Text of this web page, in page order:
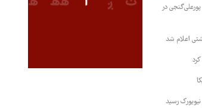
در
اعلام شد
رسید